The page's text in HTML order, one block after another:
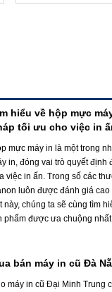
hiểu về hộp mực
tối ưu cho việc in
mực máy in là một trong
in, đóng vai trò quyết định
việc in ấn. Trong số các
luôn được đánh giá
chúng ta sẽ cùng tìm
được ưa chuộng
bán máy in cũ Đà
máy in cũ Đại Minh Trung